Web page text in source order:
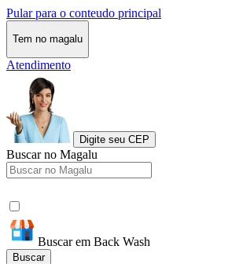
Pular para o conteudo principal
Tem no magalu
Atendimento
Digite seu CEP
Buscar no Magalu
Buscar em Back Wash
Buscar